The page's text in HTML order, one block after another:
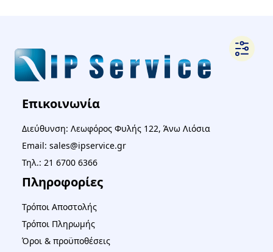
Επικοινωνία
Διεύθυνση: Λεωφόρος Φυλής 122, Άνω Λιόσια
Email: sales@ipservice.gr
Τηλ.: 21 6700 6366
Πληροφορίες
Τρόποι Αποστολής
Τρόποι Πληρωμής
Όροι & προϋποθέσεις